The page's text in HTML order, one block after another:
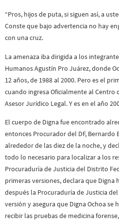
“Pros, hijos de puta, si siguen así, a
Conste que bajo advertencia no hay
con una cruz.
La amenaza iba dirigida a los
Humanos Agustín Pro Juárez, donde
12 años, de 1988 al 2000. Pero es el
cuando ingresa Oficialmente al Centro
Asesor Jurídico Legal. Y es en el año
El cuerpo de Digna fue encontrado
entonces Procurador del DF, Bernardo
alrededor de las diez de la noche, y
todo lo necesario para localizar a los
Procuraduría de Justicia del Distrito
primeras versiones, declara que Digna
después la Procuraduría de Justicia
versión y asegura que Digna Ochoa se
recibir las pruebas de medicina